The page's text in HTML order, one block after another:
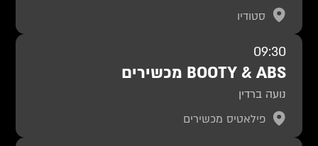
סטודיו
09:30
BOOTY & ABS מכשירים
נועה ברדין
פילאטיס מכשירים